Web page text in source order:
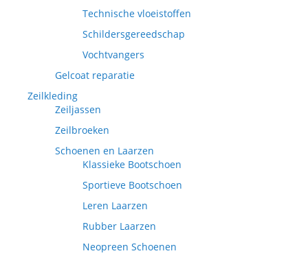
Technische vloeistoffen
Schildersgereedschap
Vochtvangers
Gelcoat reparatie
Zeilkleding
Zeiljassen
Zeilbroeken
Schoenen en Laarzen
Klassieke Bootschoen
Sportieve Bootschoen
Leren Laarzen
Rubber Laarzen
Neopreen Schoenen